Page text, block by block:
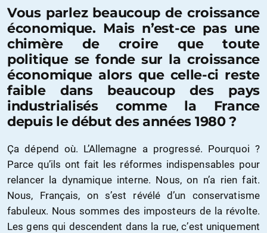
Vous parlez beaucoup de croissance
économique. Mais n’est-ce pas une
chimère de croire que toute
politique se fonde sur la croissance
économique alors que celle-ci reste
faible dans beaucoup des pays
industrialisés comme la France
depuis le début des années 1980 ?
Ça dépend où. L’Allemagne a progressé. Pourquoi ?
Parce qu’ils ont fait les réformes indispensables pour
relancer la dynamique interne. Nous, on n’a rien fait.
Nous, Français, on s’est révélé d’un conservatisme
fabuleux. Nous sommes des imposteurs de la révolte.
Les gens qui descendent dans la rue, c’est uniquement